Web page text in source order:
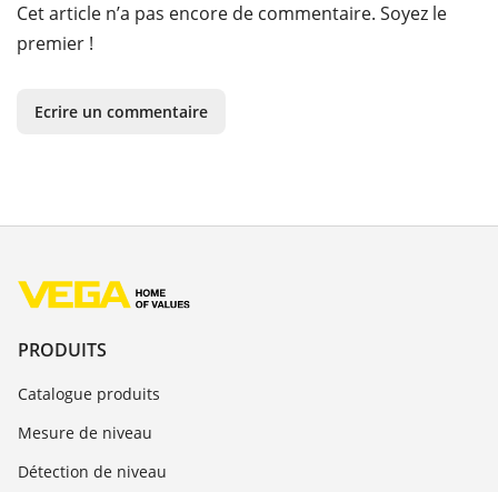
Cet article n’a pas encore de commentaire. Soyez le
premier !
Ecrire un commentaire
PRODUITS
Catalogue produits
Mesure de niveau
Détection de niveau